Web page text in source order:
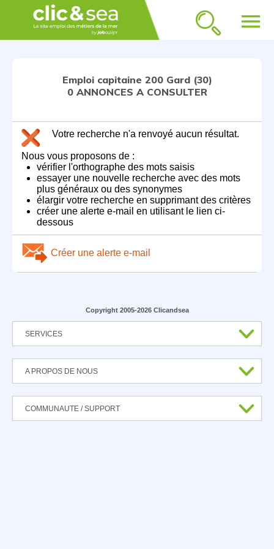
menu
Emploi capitaine 200 Gard (30)
0 ANNONCES A CONSULTER
Votre recherche n'a renvoyé aucun résultat.
Nous vous proposons de :
vérifier l'orthographe des mots saisis
essayer une nouvelle recherche avec des mots
plus généraux ou des synonymes
élargir votre recherche en supprimant des critères
créer une alerte e-mail en utilisant le lien ci-
dessous
Créer une alerte e-mail
Copyright 2005-2026 Clicandsea
SERVICES
A PROPOS DE NOUS
COMMUNAUTE / SUPPORT